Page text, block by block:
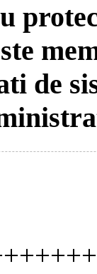
de